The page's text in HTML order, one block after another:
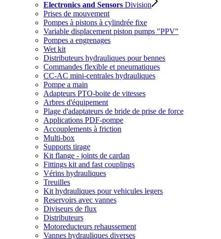
Electronics and Sensors Division
Prises de mouvement
Pompes à pistons à cylindrée fixe
Variable displacement piston pumps "PPV"
Pompes a engrenages
Wet kit
Distributeurs hydrauliques pour bennes
Commandes flexible et pneumatiques
CC-AC mini-centrales hydrauliques
Pompe a main
Adapteurs PTO-boite de vitesses
Arbres d'équipement
Plage d'adaptateurs de bride de prise de force
Applications PDF-pompe
Accouplements à friction
Multi-box
Supports tirage
Kit flange - joints de cardan
Fittings kit and fast couplings
Vérins hydrauliques
Treuilles
Kit hydrauliques pour vehicules legers
Reservoirs avec vannes
Diviseurs de flux
Distributeurs
Motoreducteurs rehaussement
Vannes hydrauliques diverses